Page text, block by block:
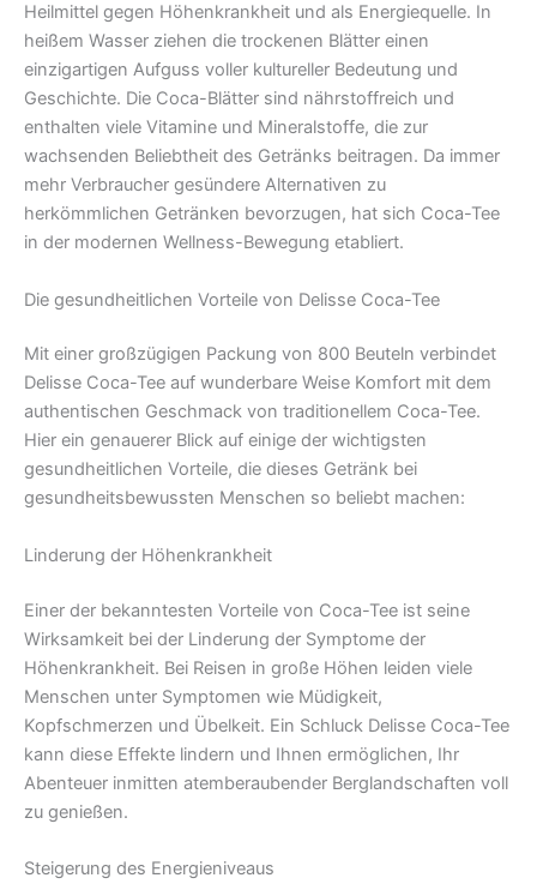
Heilmittel gegen Höhenkrankheit und als Energiequelle. In
heißem Wasser ziehen die trockenen Blätter einen
einzigartigen Aufguss voller kultureller Bedeutung und
Geschichte. Die Coca-Blätter sind nährstoffreich und
enthalten viele Vitamine und Mineralstoffe, die zur
wachsenden Beliebtheit des Getränks beitragen. Da immer
mehr Verbraucher gesündere Alternativen zu
herkömmlichen Getränken bevorzugen, hat sich Coca-Tee
in der modernen Wellness-Bewegung etabliert.
Die gesundheitlichen Vorteile von Delisse Coca-Tee
Mit einer großzügigen Packung von 800 Beuteln verbindet
Delisse Coca-Tee auf wunderbare Weise Komfort mit dem
authentischen Geschmack von traditionellem Coca-Tee.
Hier ein genauerer Blick auf einige der wichtigsten
gesundheitlichen Vorteile, die dieses Getränk bei
gesundheitsbewussten Menschen so beliebt machen:
Linderung der Höhenkrankheit
Einer der bekanntesten Vorteile von Coca-Tee ist seine
Wirksamkeit bei der Linderung der Symptome der
Höhenkrankheit. Bei Reisen in große Höhen leiden viele
Menschen unter Symptomen wie Müdigkeit,
Kopfschmerzen und Übelkeit. Ein Schluck Delisse Coca-Tee
kann diese Effekte lindern und Ihnen ermöglichen, Ihr
Abenteuer inmitten atemberaubender Berglandschaften voll
zu genießen.
Steigerung des Energieniveaus